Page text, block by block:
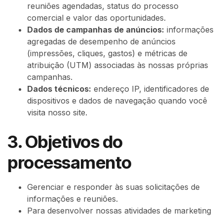
reuniões agendadas, status do processo
comercial e valor das oportunidades.
Dados de campanhas de anúncios: informações
agregadas de desempenho de anúncios
(impressões, cliques, gastos) e métricas de
atribuição (UTM) associadas às nossas próprias
campanhas.
Dados técnicos: endereço IP, identificadores de
dispositivos e dados de navegação quando você
visita nosso site.
3. Objetivos do
processamento
Gerenciar e responder às suas solicitações de
informações e reuniões.
Para desenvolver nossas atividades de marketing